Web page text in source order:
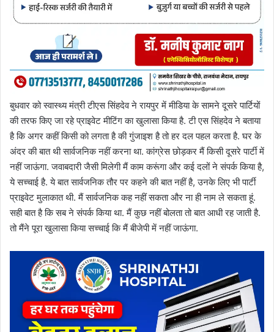
बुधवार को स्वास्थ्य मंत्री टीएस सिंहदेव ने रायपुर में मीडिया के सामने दूसरे पार्टियों
की तरफ किए जा रहे प्राइवेट मीटिंग का खुलासा किया है. टी एस सिंहदेव ने बताया
है कि अगर कहीं किसी को लगता है की गुंजाइश है तो हर दल पहल करता है. घर के
अंदर की बात थी सार्वजनिक नहीं करना था. कांग्रेस छोड़कर मैं किसी दूसरे पार्टी में
नहीं जाऊंगा. जवाबदारी जैसी मिलेगी मैं काम करूंगा और कई दलों ने संपर्क किया है,
ये सच्चाई है. ये बात सार्वजनिक तौर पर कहने की बात नहीं है, उनके लिए भी पार्टी
प्राइवेट मुलाकात थी. मैं सार्वजनिक कह नहीं सकता और ना ही नाम ले सकता हूं.
सही बात है कि सब ने संपर्क किया था. मैं कुछ नहीं बोलता तो बात आधी रह जाती है.
तो मैंने पूरा खुलासा किया सच्चाई कि मैं बीजेपी में नहीं जाऊंगा.